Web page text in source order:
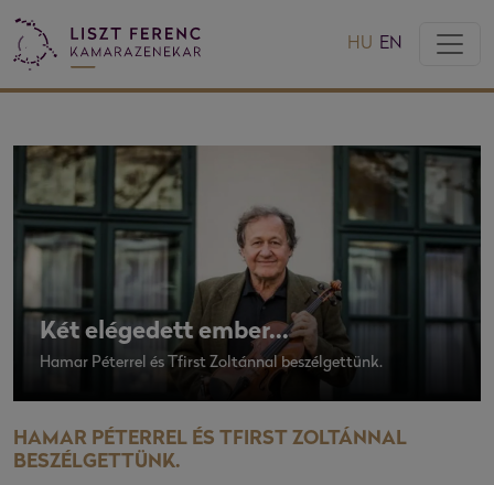
HU EN
Két elégedett ember...
Hamar Péterrel és Tfirst Zoltánnal beszélgettünk.
HAMAR PÉTERREL ÉS TFIRST ZOLTÁNNAL
BESZÉLGETTÜNK.